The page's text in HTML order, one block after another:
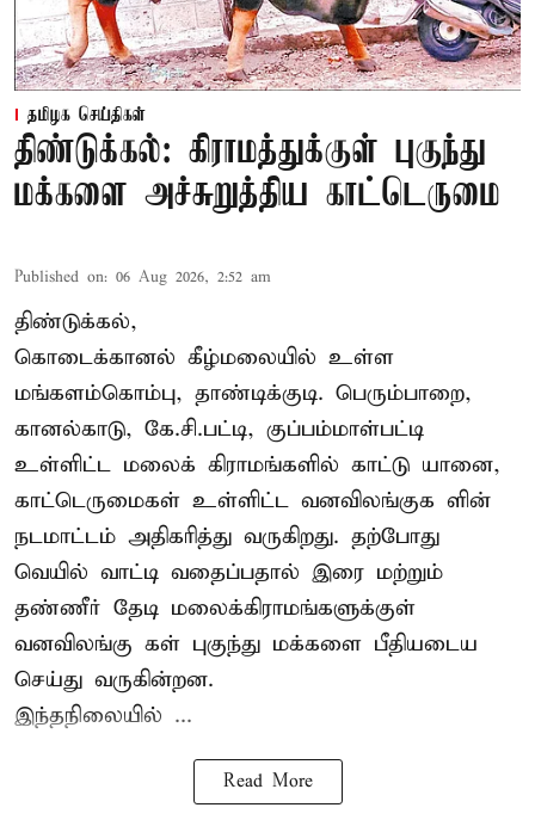
தமிழக செய்திகள்
திண்டுக்கல்: கிராமத்துக்குள் புகுந்து
மக்களை அச்சுறுத்திய காட்டெருமை
Published on: 06 Aug 2026, 2:52 am
திண்டுக்கல்,
கொடைக்கானல் கீழ்மலையில் உள்ள
மங்களம்கொம்பு, தாண்டிக்குடி. பெரும்பாறை,
கானல்காடு, கே.சி.பட்டி, குப்பம்மாள்பட்டி
உள்ளிட்ட மலைக் கிராமங்களில் காட்டு யானை,
காட்டெருமைகள் உள்ளிட்ட வனவிலங்குக ளின்
நடமாட்டம் அதிகரித்து வருகிறது. தற்போது
வெயில் வாட்டி வதைப்பதால் இரை மற்றும்
தண்ணீர் தேடி மலைக்கிராமங்களுக்குள்
வனவிலங்கு கள் புகுந்து மக்களை பீதியடைய
செய்து வருகின்றன.
இந்தநிலையில் ...
Read More